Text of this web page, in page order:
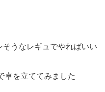
うなレギュでやればいい
卓を立ててみました